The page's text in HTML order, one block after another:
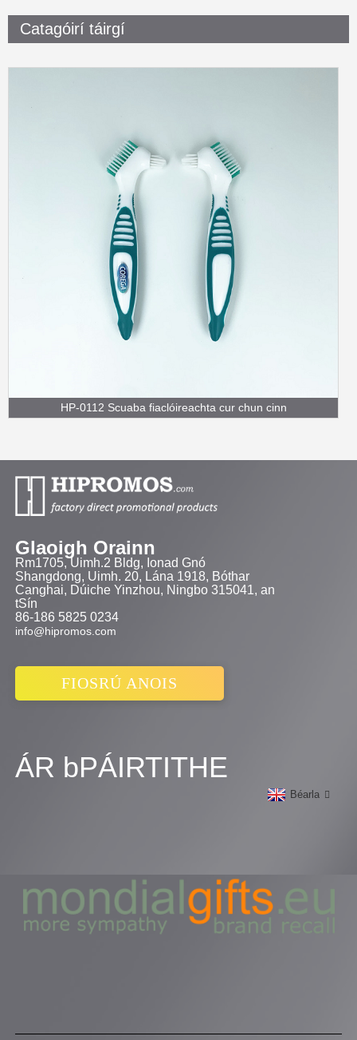
Catagóirí táirgí
HP-0112 Scuaba fiaclóireachta cur chun cinn
Glaoigh Orainn
Rm1705, Uimh.2 Bldg, Ionad Gnó
Shangdong, Uimh. 20, Lána 1918, Bóthar
Canghai, Dúiche Yinzhou, Ningbo 315041, an
tSín
86-186 5825 0234
info@hipromos.com
FIOSRÚ ANOIS
ÁR bPÁIRTITHE
Béarla